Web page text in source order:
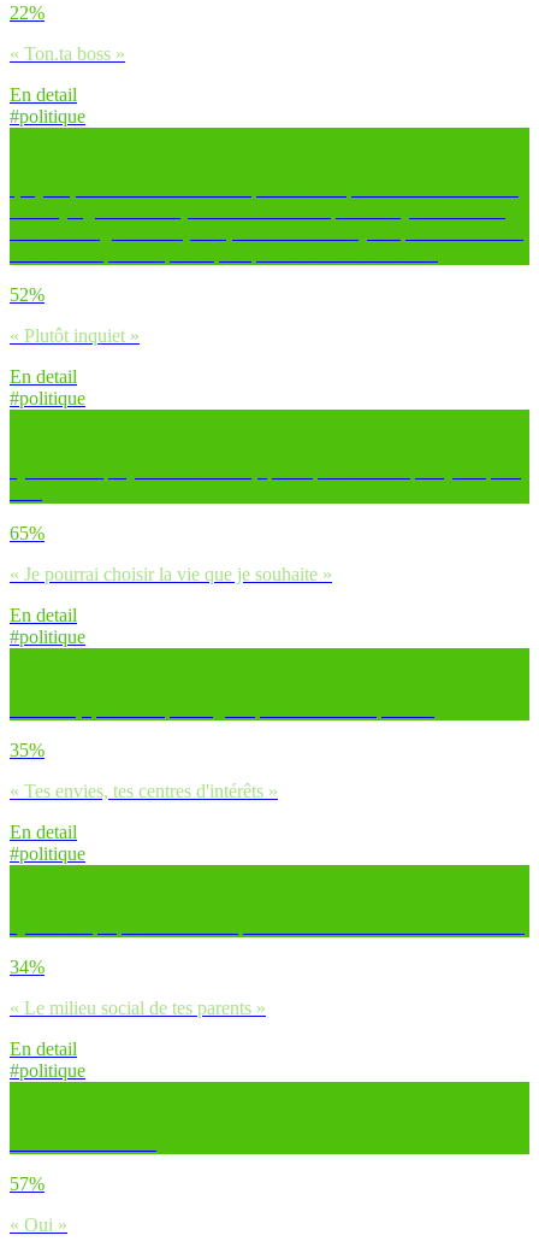
22%
« Ton.ta boss »
En detail
#politique
52%
« Plutôt inquiet »
En detail
#politique
65%
« Je pourrai choisir la vie que je souhaite »
En detail
#politique
35%
« Tes envies, tes centres d'intérêts »
En detail
#politique
34%
« Le milieu social de tes parents »
En detail
#politique
57%
« Oui »